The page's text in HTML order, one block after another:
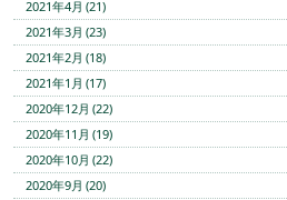
2021年4月 (21)
2021年3月 (23)
2021年2月 (18)
2021年1月 (17)
2020年12月 (22)
2020年11月 (19)
2020年10月 (22)
2020年9月 (20)